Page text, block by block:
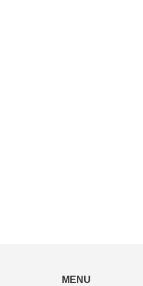
MENU